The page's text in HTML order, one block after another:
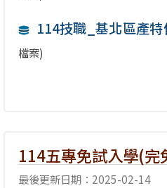
114技職_基北區產
檔案)
114五專免試入學(完
最後更新日期：2025-02-14